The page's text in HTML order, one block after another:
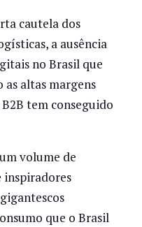
cautela dos
a ausência
no Brasil que
as altas margens
tem conseguido
volume de
inspiradores
que o Brasil